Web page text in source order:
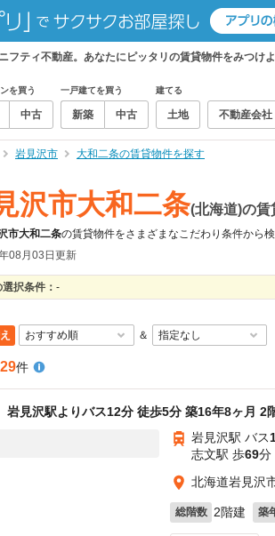
ティ不動産。あなたにピッタリの賃貸物件をみつけよ
を買う
中古
一戸建てを買う
新築 中古
建てる
土地 不動産会社
岩見沢市 大和二条の賃貸物件を探す
沢市大和二条(北海道)の賃
市大和二条の賃貸物件をさまざまなこだわり条件から検
08月03日更新
択条件： -
＆
29件
岩見沢駅よりバス12分 徒歩5分 築16年8ヶ月 2
岩見沢駅 バス
志文駅 歩69分
北海道岩見沢
総階数 2階建 築